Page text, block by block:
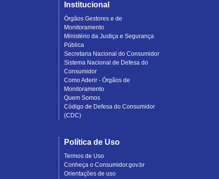
Institucional
Órgãos Gestores e de
Monitoramento
Ministério da Justiça e Segurança
Pública
Secretaria Nacional do Consumidor
Sistema Nacional de Defesa do
Consumidor
Como Aderir - Órgãos de
Monitoramento
Quem Somos
Código de Defesa do Consumidor
(CDC)
Política de Uso
Termos de Uso
Conheça o Consumidor.gov.br
Orientações de uso